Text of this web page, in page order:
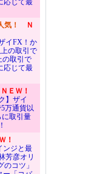
気！
Ｎ
イFX！か
の取引で
の取引で
応じて最
ＥＷ！
】ザイ
万通貨以
に取引量
！
ンジと最
芳彦オリ
コツ」